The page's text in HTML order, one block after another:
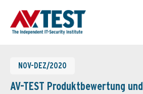
NOV-DEZ/2020
AV-TEST Produktbewertung und